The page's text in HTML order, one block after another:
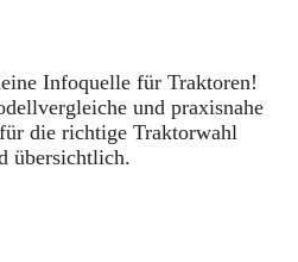
Infoquelle für Traktoren!
und praxisnahe
die richtige Traktorwahl
übersichtlich.